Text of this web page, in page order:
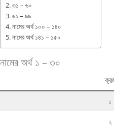
৩১ – ৬০
৬১ – ৯৯
নামের অর্থ ১০০ – ১৪০
নামের অর্থ ১৪১ – ১৫০
নামের অর্থ ১ – ৩০
১
২